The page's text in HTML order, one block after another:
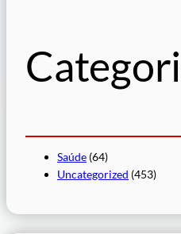
a
Saúde (64)
Uncategorized (453)